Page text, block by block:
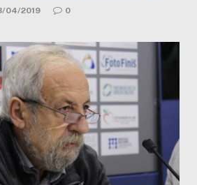
04/2019 0